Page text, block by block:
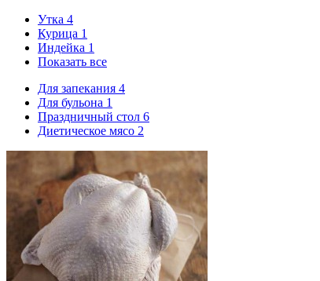
Утка 4
Курица 1
Индейка 1
Показать все
Для запекания 4
Для бульона 1
Праздничный стол 6
Диетическое мясо 2